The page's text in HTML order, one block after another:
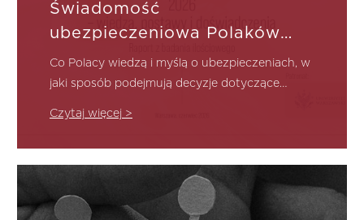
Świadomość
ubezpieczeniowa Polaków
2026 – wiedza, postawy i
doświadczenia
Co Polacy wiedzą i myślą o ubezpieczeniach, w
jaki sposób podejmują decyzje dotyczące
Czytaj więcej >